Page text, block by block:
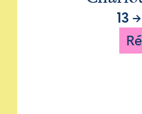
13→